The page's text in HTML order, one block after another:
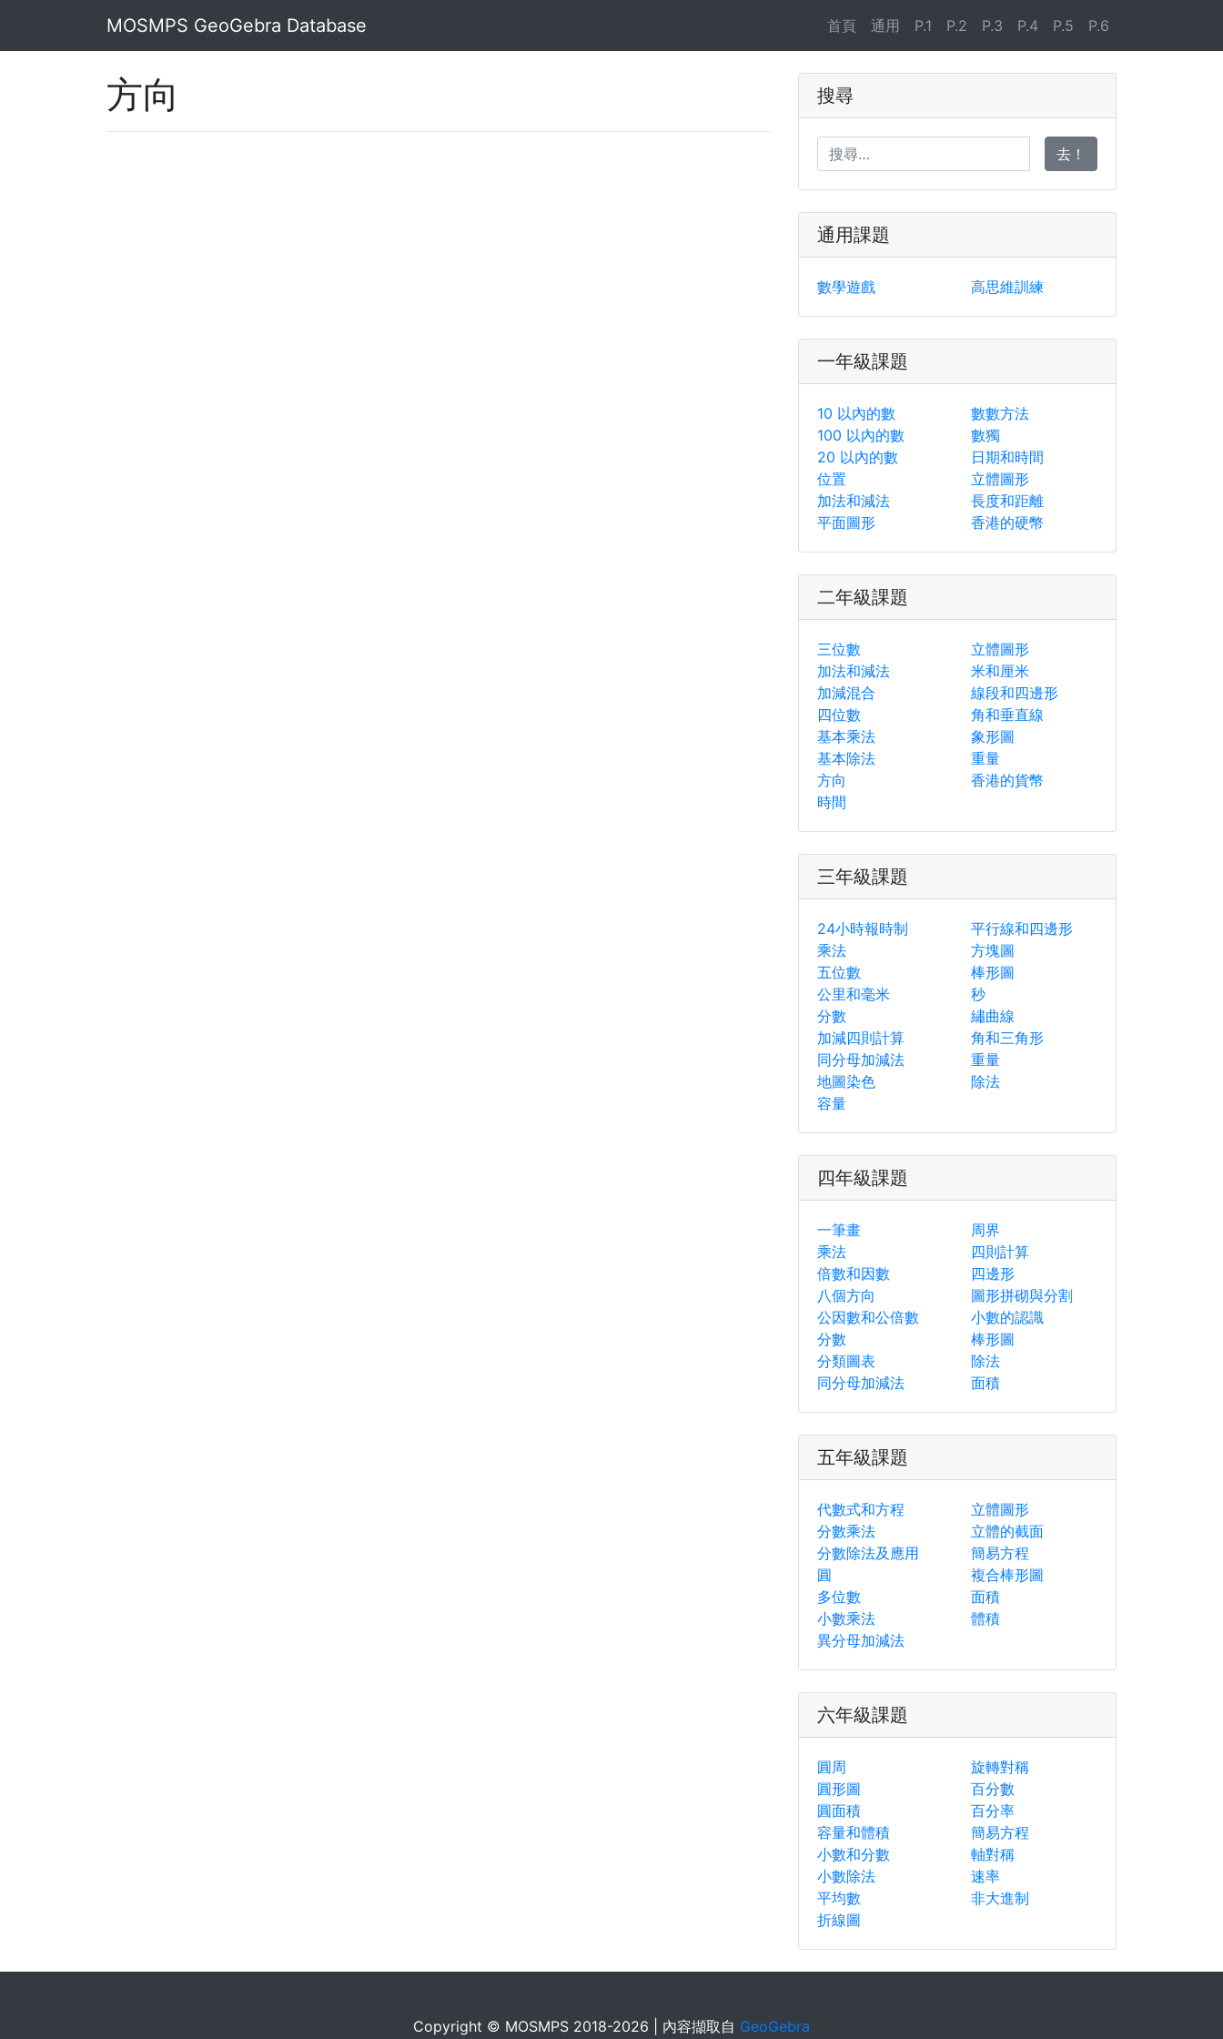
MOSMPS GeoGebra Database 首頁 通用 P.1 P.2 P.3 P.4 P.5 P.6
方向 搜尋
去！
通用課題
數學遊戲 高思維訓練
一年級課題
10 以內的數
100 以內的數
20 以內的數
位置
加法和減法
平面圖形
數數方法
數獨
日期和時間
立體圖形
長度和距離
香港的硬幣
二年級課題
三位數
加法和減法
加減混合
四位數
基本乘法
基本除法
方向
時間
立體圖形
米和厘米
線段和四邊形
角和垂直線
象形圖
重量
香港的貨幣
三年級課題
24小時報時制
乘法
五位數
公里和毫米
分數
加減四則計算
同分母加減法
地圖染色
容量
平行線和四邊形
方塊圖
棒形圖
秒
繡曲線
角和三角形
重量
除法
四年級課題
一筆畫
乘法
倍數和因數
八個方向
公因數和公倍數
分數
分類圖表
同分母加減法
周界
四則計算
四邊形
圖形拼砌與分割
小數的認識
棒形圖
除法
面積
五年級課題
代數式和方程
分數乘法
分數除法及應用
圓
多位數
小數乘法
異分母加減法
立體圖形
立體的截面
簡易方程
複合棒形圖
面積
體積
六年級課題
圓周
圓形圖
圓面積
容量和體積
小數和分數
小數除法
平均數
折線圖
旋轉對稱
百分數
百分率
簡易方程
軸對稱
速率
非大進制
Copyright © MOSMPS 2018-2026 | 內容擷取自 GeoGebra